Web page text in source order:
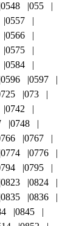
0548
055
0557
0566
0575
0584
0596
0597
073
0742
0748
0767
0774
0776
0795
0823
0824
0835
0836
0845